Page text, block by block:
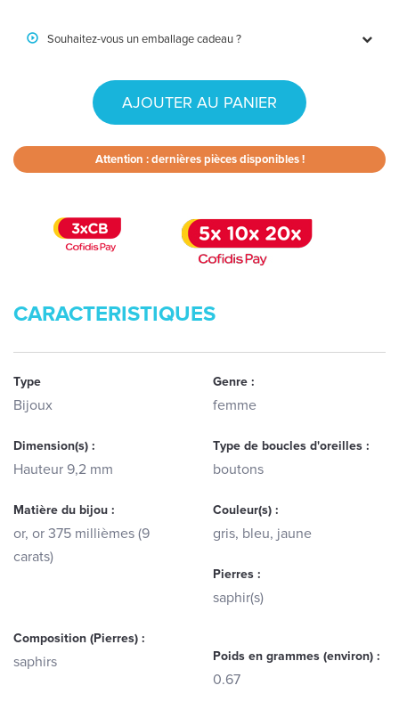
Souhaitez-vous un emballage cadeau ?
AJOUTER AU PANIER
Attention : dernières pièces disponibles !
CARACTERISTIQUES
Type
Bijoux
Genre :
femme
Dimension(s) :
Hauteur 9,2 mm
Type de boucles d'oreilles :
boutons
Matière du bijou :
or, or 375 millièmes (9
carats)
Couleur(s) :
gris, bleu, jaune
Pierres :
saphir(s)
Composition (Pierres) :
saphirs Poids en grammes (environ) :
0.67